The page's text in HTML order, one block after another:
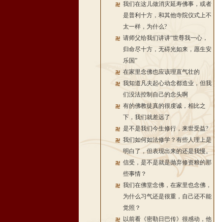
我们在这儿做消灾延寿佛事，或者
是普利十方，和其他寺院仪式上不
太一样，为什么?
请师父给我们讲讲“世尊我一心，
归命尽十方，无碍光如来，愿生安
乐国”
在家里念佛也应该理直气壮的
我知道凡夫起心动念都造业，但我
们没法控制自己的念头啊
有的佛教徒真的很虔诚，相比之
下，我们就差远了
是不是我们今生修行，来世受益?
我们如何如法修学？有些人理上是
明白了，但表现出来的还是我慢。
信受，是不是就是抛弃修资粮的那
些事情？
我们在佛堂念佛，在家里也念佛，
为什么习气还是很重，自己还不能
觉照？
以前看《密勒日巴传》很感动，他